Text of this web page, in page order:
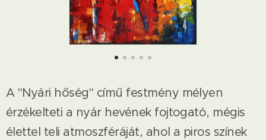
A "Nyári hőség" című festmény mélyen
érzékelteti a nyár hevének fojtogató, mégis
élettel teli atmoszféráját, ahol a piros színek